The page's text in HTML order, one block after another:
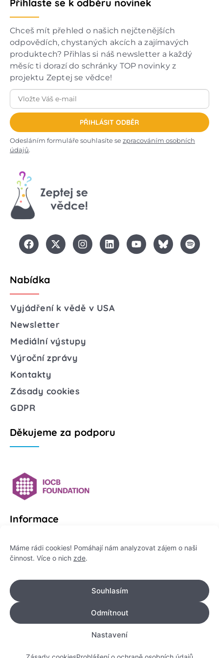
Máme rádi cookies! Pomáhají nám analyzovat zájem o naši
činnost. Více o nich zde.
Souhlasím
Odmítnout
Nastavení
Přihlaste se k odběru novinek
Chceš mít přehled o našich nejčtenějších
odpovědích, chystaných akcích a zajímavých
produktech? Přihlas si náš newsletter a každý
měsíc ti dorazí do schránky TOP novinky z
projektu Zeptej se vědce!
PŘIHLÁSIT ODBĚR
Odesláním formuláře souhlasíte sezpracováním osobních
údajů.
Nabídka
Vyjádření k vědě v USA
Newsletter
Mediální výstupy
Výroční zprávy
Kontakty
Zásady cookies
GDPR
Děkujeme za podporu
Informace
Platformu Zeptej se vědce provozuje:
IČO: 178 47 389
Flemingovo náměstí 542/2,
Dejvice, 160 00 Praha 6
info@zeptejsevedce.cz